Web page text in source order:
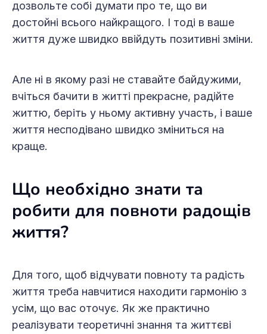
дозвольте собі думати про те, що ви
достойні всього найкращого. І тоді в ваше
життя дуже швидко ввійдуть позитивні зміни.
Але ні в якому разі не ставайте байдужими,
вчіться бачити в житті прекрасне, радійте
життю, беріть у ньому активну участь, і ваше
життя несподівано швидко зміниться на
краще.
Що необхідно знати та
робити для повноти радощів
життя?
Для того, щоб відчувати повноту та радість
життя треба навчитися находити гармонію з
усім, що вас оточує. Як же практично
реалізувати теоретичні знання та життєві